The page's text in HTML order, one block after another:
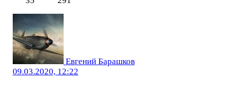
Евгений Барашков
09.03.2020, 12:22